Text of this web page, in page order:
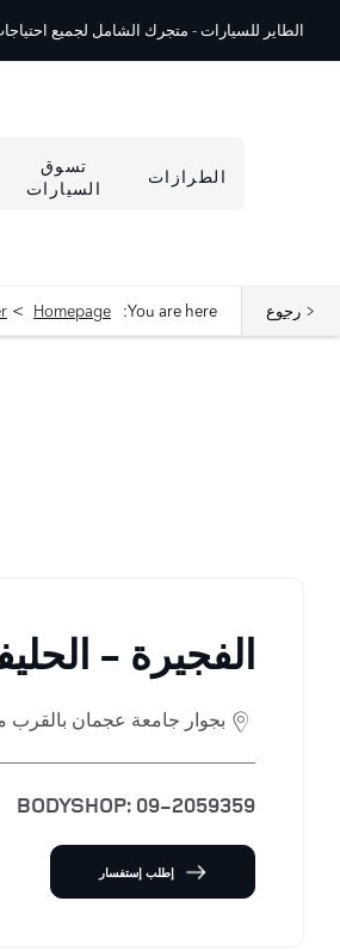
الطاير للسيارات - متجرك الشامل لجميع
الطرازات
تسوق
السيارات
رجوع You are here:
Homepage
>
الفجيرة -
بجوار جامعة عجمان بالقرب
BODYSHOP: 09-2059359
إطلب إستفسار